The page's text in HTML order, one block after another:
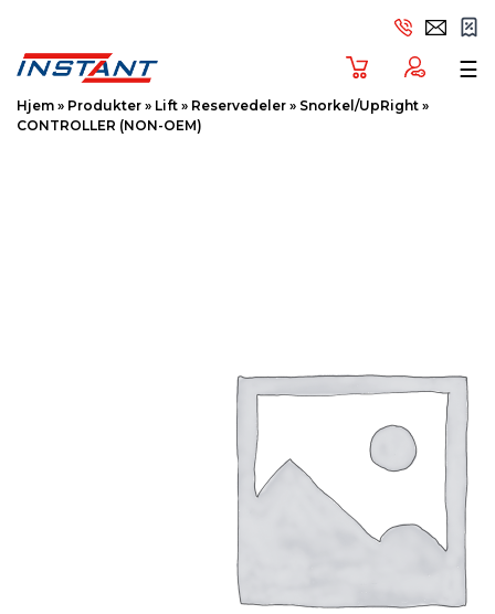
☰
Hjem » Produkter » Lift » Reservedeler » Snorkel/UpRight »
CONTROLLER (NON-OEM)